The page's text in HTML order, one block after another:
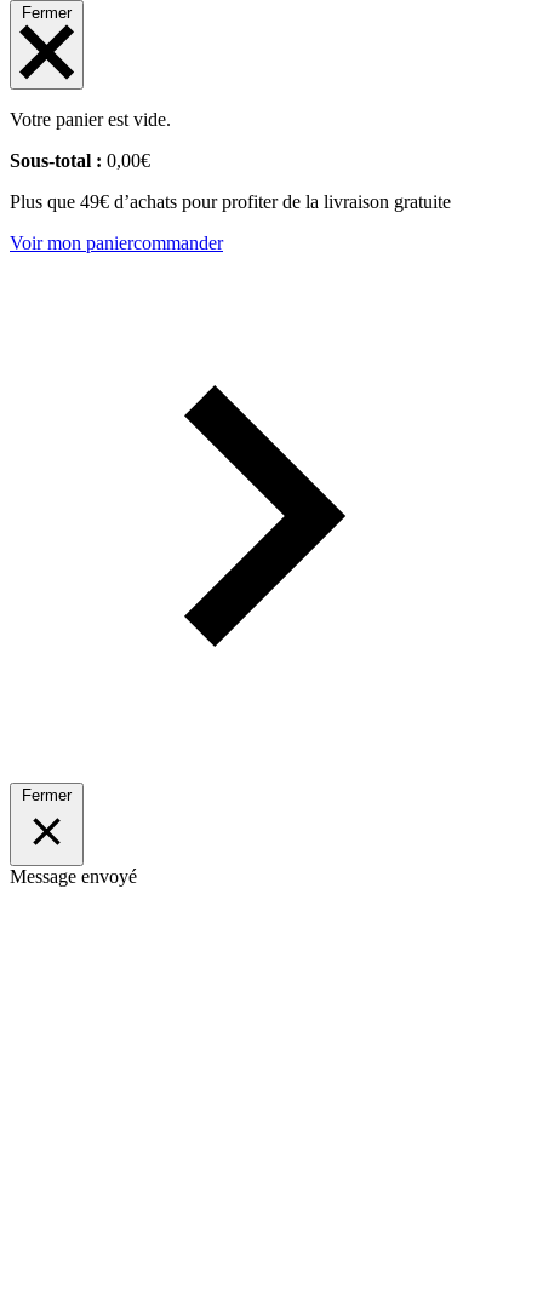
Fermer
Votre panier est vide.
Sous-total : 0,00€
Plus que 49€ d’achats pour profiter de la livraison gratuite
Voir mon paniercommander
Fermer
Message envoyé